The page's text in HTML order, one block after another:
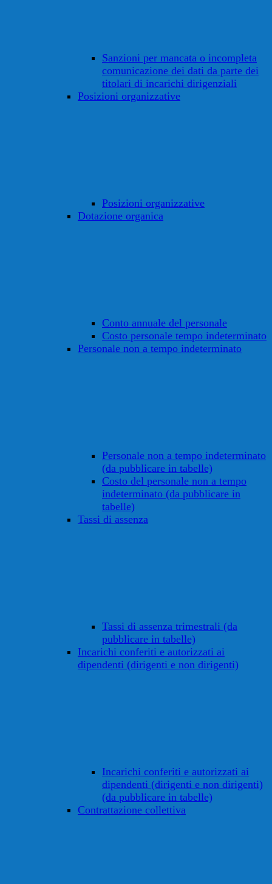
Sanzioni per mancata o incompleta
comunicazione dei dati da parte dei
titolari di incarichi dirigenziali
Posizioni organizzative
Posizioni organizzative
Dotazione organica
Conto annuale del personale
Costo personale tempo indeterminato
Personale non a tempo indeterminato
Personale non a tempo indeterminato
(da pubblicare in tabelle)
Costo del personale non a tempo
indeterminato (da pubblicare in
tabelle)
Tassi di assenza
Tassi di assenza trimestrali (da
pubblicare in tabelle)
Incarichi conferiti e autorizzati ai
dipendenti (dirigenti e non dirigenti)
Incarichi conferiti e autorizzati ai
dipendenti (dirigenti e non dirigenti)
(da pubblicare in tabelle)
Contrattazione collettiva